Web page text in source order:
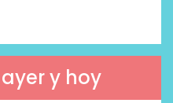
y hoy